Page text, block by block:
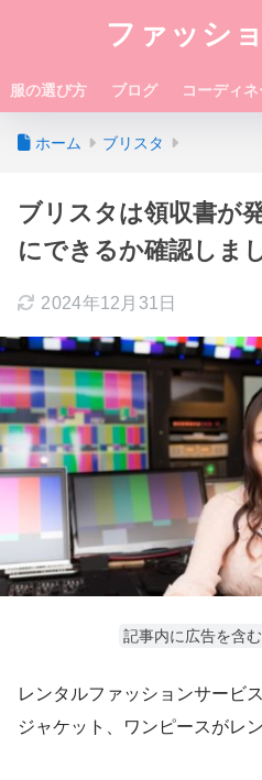
ファッシ
服の選び方 ブログ コーディネ
ホーム ブリスタ
ブリスタは領収書が
にできるか確認しま
2024年12月31日
記事内に広告を含
レンタルファッションサービ
ジャケット、ワンピースがレ